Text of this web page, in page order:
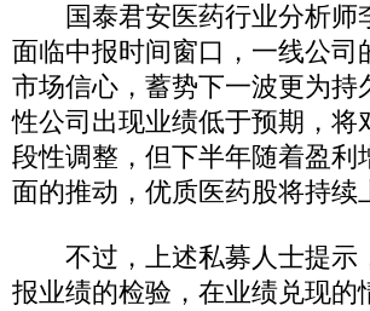
国泰君安医药行业分析师
面临中报时间窗口，一线公
市场信心，蓄势下一波更为
性公司出现业绩低于预期，
段性调整，但下半年随着盈
面的推动，优质医药股将持续
不过，上述私募人士提示
报业绩的检验，在业绩兑现